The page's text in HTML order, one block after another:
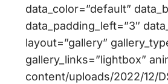
data_color=”default”
data_padding_left=”3″
layout=”gallery”
gallery_links=”lightbox”
content/uploads/2022/12/